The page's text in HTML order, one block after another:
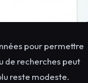
pour permettre
de recherches peut
reste modeste.